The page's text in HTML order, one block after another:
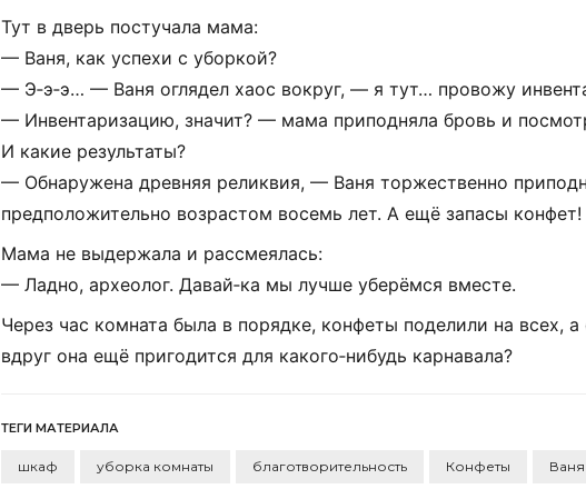
Тут в дверь постучала мама:
— Ваня, как успехи с уборкой?
— Э‑э‑э… — Ваня оглядел хаос вокруг, — я тут… провожу
— Инвентаризацию, значит? — мама приподняла бровь и
И какие результаты?
— Обнаружена древняя реликвия, — Ваня торжественно
предположительно возрастом восемь лет. А ещё запасы конфет!
Мама не выдержала и рассмеялась:
— Ладно, археолог. Давай‑ка мы лучше уберёмся вместе.
Через час комната была в порядке, конфеты поделили на всех, а
вдруг она ещё пригодится для какого‑нибудь карнавала?
ТЕГИ МАТЕРИАЛА
шкаф уборка комнаты благотворительность Конфеты Ваня